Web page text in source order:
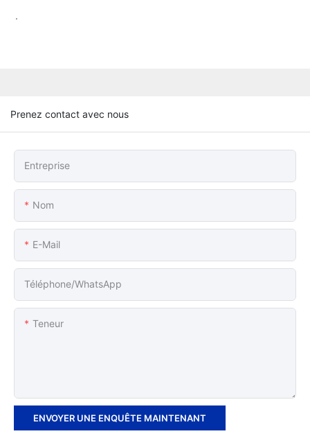
.
Prenez contact avec nous
Entreprise
Nom
E-Mail
Téléphone/WhatsApp
Teneur
ENVOYER UNE ENQUÊTE MAINTENANT